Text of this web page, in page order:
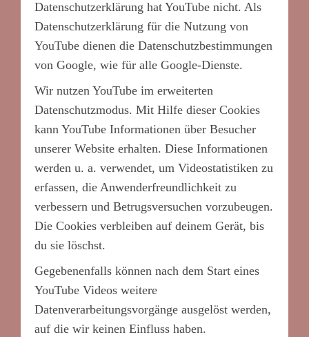
Datenschutzerklärung hat YouTube nicht. Als
Datenschutzerklärung für die Nutzung von
YouTube dienen die Datenschutzbestimmungen
von Google, wie für alle Google-Dienste.
Wir nutzen YouTube im erweiterten
Datenschutzmodus. Mit Hilfe dieser Cookies
kann YouTube Informationen über Besucher
unserer Website erhalten. Diese Informationen
werden u. a. verwendet, um Videostatistiken zu
erfassen, die Anwenderfreundlichkeit zu
verbessern und Betrugsversuchen vorzubeugen.
Die Cookies verbleiben auf deinem Gerät, bis
du sie löschst.
Gegebenenfalls können nach dem Start eines
YouTube Videos weitere
Datenverarbeitungsvorgänge ausgelöst werden,
auf die wir keinen Einfluss haben.